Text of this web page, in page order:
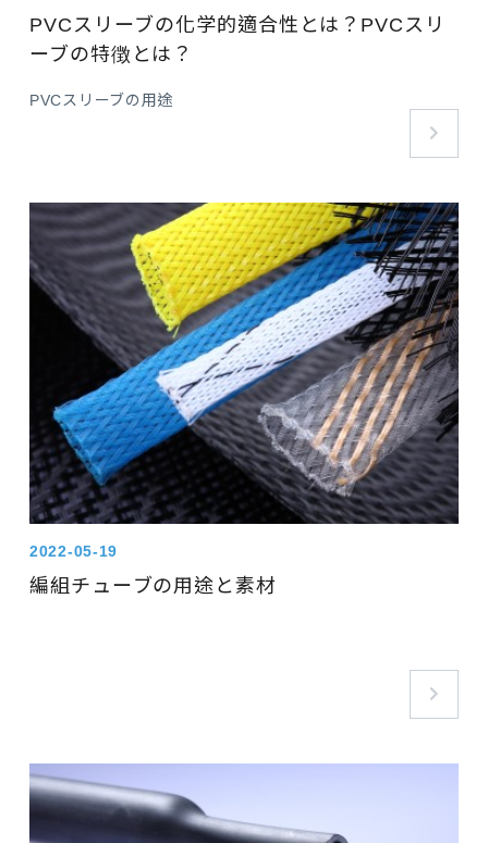
PVCスリーブの化学的適合性とは？PVCスリ
ーブの特徴とは？
PVCスリーブの用途
2022-05-19
編組チューブの用途と素材